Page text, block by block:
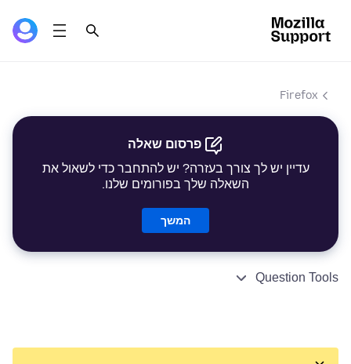
Firefox
פרסום שאלה
עדיין יש לך צורך בעזרה? יש להתחבר כדי לשאול את
השאלה שלך בפורומים שלנו.
המשך
Question Tools